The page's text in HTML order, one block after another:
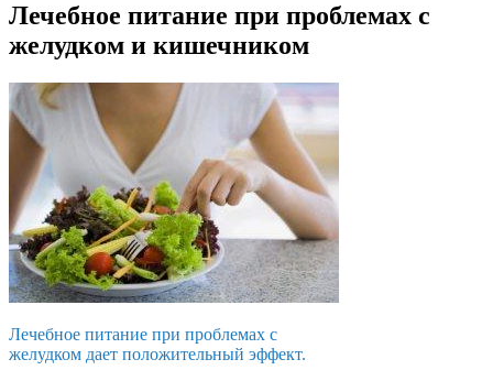
Лечебное питание при проблемах с
желудком и кишечником
Лечебное питание при проблемах с
желудком дает положительный эффект.